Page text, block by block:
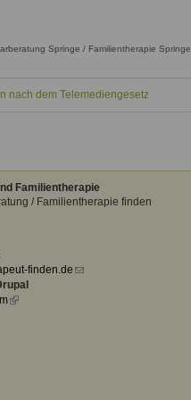
Therapeuten
Kurse
Springe / Familientherapie Springe
nach dem Telemediengesetz
Familientherapie
/ Familientherapie finden
finden.de (link
(link